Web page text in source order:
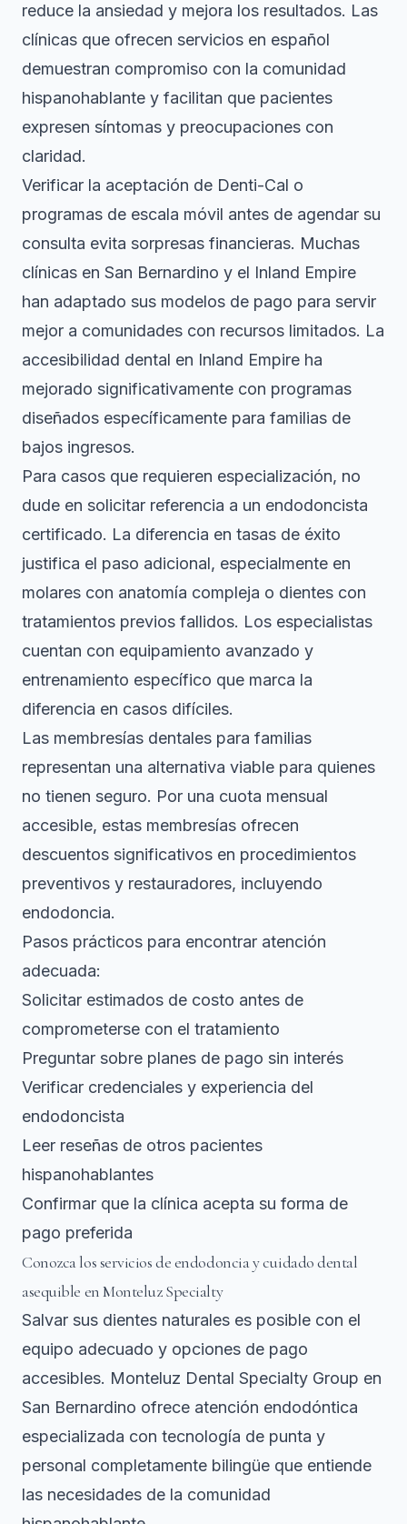
reduce la ansiedad y mejora los resultados. Las
clínicas que ofrecen servicios en español
demuestran compromiso con la comunidad
hispanohablante y facilitan que pacientes
expresen síntomas y preocupaciones con
claridad.
Verificar la aceptación de Denti-Cal o
programas de escala móvil antes de agendar su
consulta evita sorpresas financieras. Muchas
clínicas en San Bernardino y el Inland Empire
han adaptado sus modelos de pago para servir
mejor a comunidades con recursos limitados. La
accesibilidad dental en Inland Empire ha
mejorado significativamente con programas
diseñados específicamente para familias de
bajos ingresos.
Para casos que requieren especialización, no
dude en solicitar referencia a un endodoncista
certificado. La diferencia en tasas de éxito
justifica el paso adicional, especialmente en
molares con anatomía compleja o dientes con
tratamientos previos fallidos. Los especialistas
cuentan con equipamiento avanzado y
entrenamiento específico que marca la
diferencia en casos difíciles.
Las membresías dentales para familias
representan una alternativa viable para quienes
no tienen seguro. Por una cuota mensual
accesible, estas membresías ofrecen
descuentos significativos en procedimientos
preventivos y restauradores, incluyendo
endodoncia.
Pasos prácticos para encontrar atención
adecuada:
Solicitar estimados de costo antes de
comprometerse con el tratamiento
Preguntar sobre planes de pago sin interés
Verificar credenciales y experiencia del
endodoncista
Leer reseñas de otros pacientes
hispanohablantes
Confirmar que la clínica acepta su forma de
pago preferida
Conozca los servicios de endodoncia y cuidado dental
asequible en Monteluz Specialty
Salvar sus dientes naturales es posible con el
equipo adecuado y opciones de pago
accesibles. Monteluz Dental Specialty Group en
San Bernardino ofrece atención endodóntica
especializada con tecnología de punta y
personal completamente bilingüe que entiende
las necesidades de la comunidad